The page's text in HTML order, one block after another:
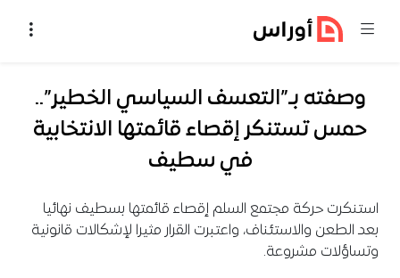
وصفته بـ”التعسف السياسي الخطير”..
حمس تستنكر إقصاء قائمتها الانتخابية
في سطيف
استنكرت حركة مجتمع السلم إقصاء قائمتها بسطيف نهائيا
بعد الطعن والاستئناف، واعتبرت القرار مثيرا لإشكالات قانونية
وتساؤلات مشروعة.